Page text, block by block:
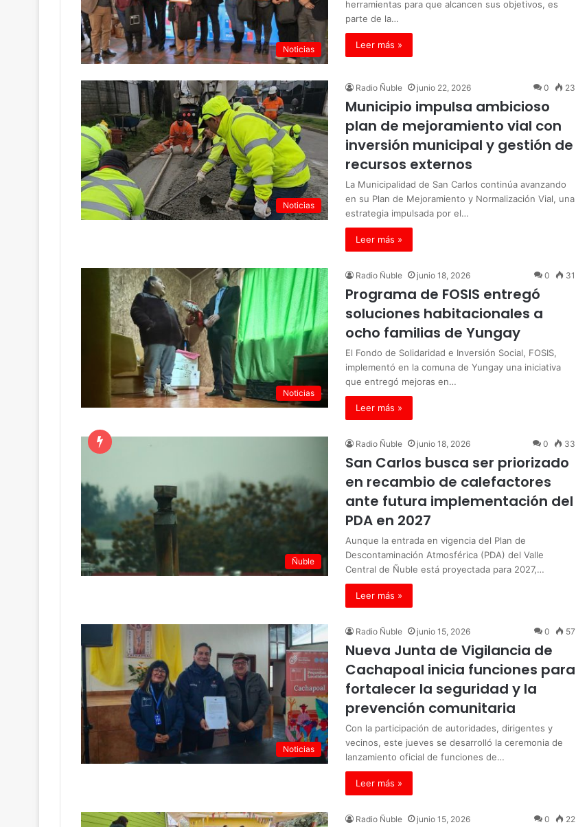
Noticias
herramientas para que alcancen sus objetivos, es
parte de la…
Leer más »
Noticias
Radio Ñuble junio 22, 2026 0 23
Municipio impulsa ambicioso
plan de mejoramiento vial con
inversión municipal y gestión de
recursos externos
La Municipalidad de San Carlos continúa avanzando
en su Plan de Mejoramiento y Normalización Vial, una
estrategia impulsada por el…
Leer más »
Noticias
Radio Ñuble junio 18, 2026 0 31
Programa de FOSIS entregó
soluciones habitacionales a
ocho familias de Yungay
El Fondo de Solidaridad e Inversión Social, FOSIS,
implementó en la comuna de Yungay una iniciativa
que entregó mejoras en…
Leer más »
Ñuble
Radio Ñuble junio 18, 2026 0 33
San Carlos busca ser priorizado
en recambio de calefactores
ante futura implementación del
PDA en 2027
Aunque la entrada en vigencia del Plan de
Descontaminación Atmosférica (PDA) del Valle
Central de Ñuble está proyectada para 2027,…
Leer más »
Noticias
Radio Ñuble junio 15, 2026 0 57
Nueva Junta de Vigilancia de
Cachapoal inicia funciones para
fortalecer la seguridad y la
prevención comunitaria
Con la participación de autoridades, dirigentes y
vecinos, este jueves se desarrolló la ceremonia de
lanzamiento oficial de funciones de…
Leer más »
Radio Ñuble junio 15, 2026 0 22